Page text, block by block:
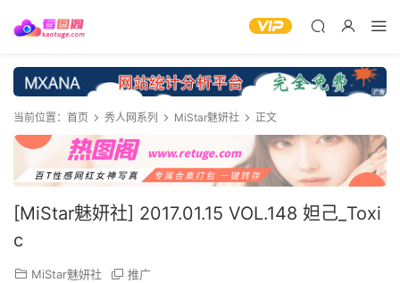
当前位置： 首页 秀人网系列 MiStar魅妍社 正文
[MiStar魅妍社] 2017.01.15 VOL.148 妲己_Toxi
c
MiStar魅妍社 推广